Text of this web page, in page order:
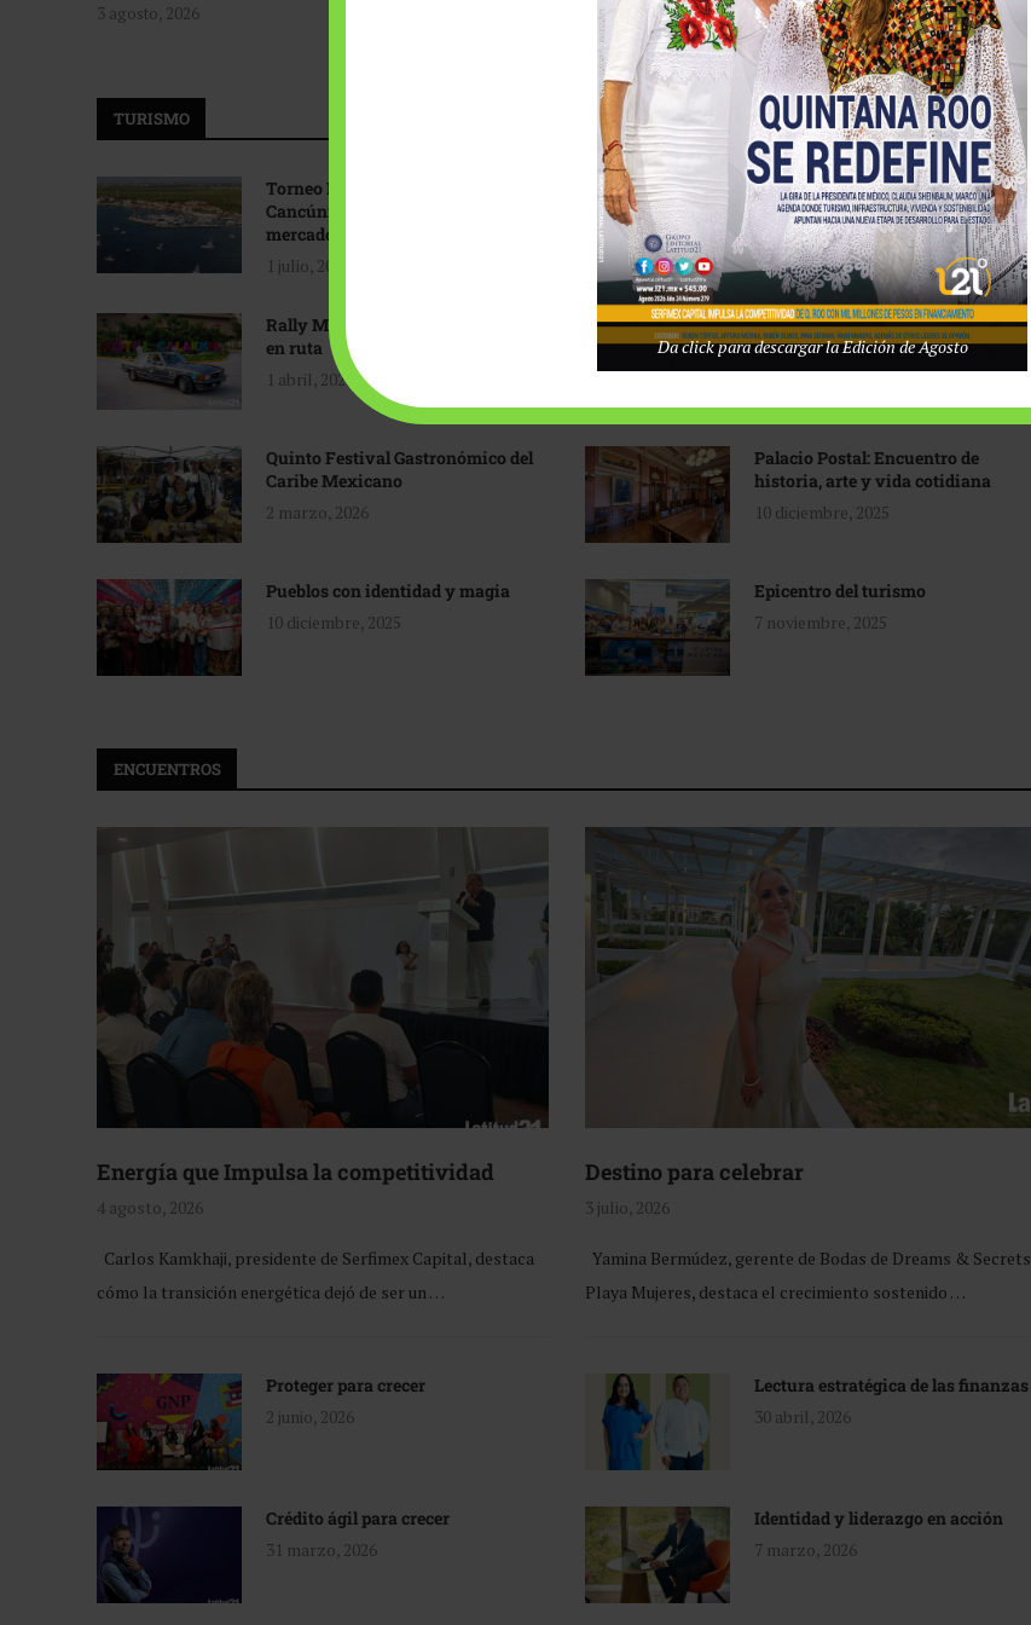
3 agosto, 2026
Tecnológico de Monterrey
3 agosto, 2026
TURISMO
Torneo Internacional de Pesca
Cancún: Navegando hacia nuevos
mercados
1 julio, 2026
Promoción turística con visión
1 abril, 2026
Rally Maya: Herencia automotriz
en ruta
1 abril, 2026
Industria global en
reconfiguración
31 marzo, 2026
Quinto Festival Gastronómico del
Caribe Mexicano
2 marzo, 2026
Palacio Postal: Encuentro de
historia, arte y vida cotidiana
10 diciembre, 2025
Pueblos con identidad y magia
10 diciembre, 2025
Epicentro del turismo
7 noviembre, 2025
ENCUENTROS
Energía que Impulsa la competitividad
4 agosto, 2026
Carlos Kamkhaji, presidente de Serfimex Capital, destaca
cómo la transición energética dejó de ser un …
Destino para celebrar
3 julio, 2026
Yamina Bermúdez, gerente de Bodas de Dreams & Secrets
Playa Mujeres, destaca el crecimiento sostenido …
Proteger para crecer
2 junio, 2026
Lectura estratégica de las finanzas
30 abril, 2026
Crédito ágil para crecer
31 marzo, 2026
Identidad y liderazgo en acción
7 marzo, 2026
Da click para descargar la Edición de Agosto